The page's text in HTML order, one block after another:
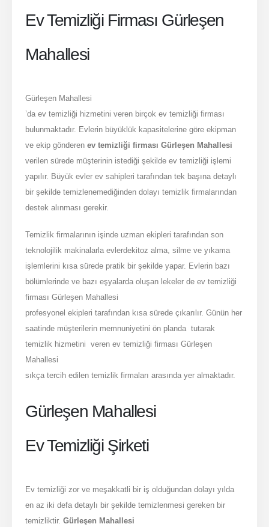
Ev Temizliği Firması Gürleşen
Mahallesi
Gürleşen Mahallesi
’da ev temizliği hizmetini veren birçok ev temizliği firması
bulunmaktadır. Evlerin büyüklük kapasitelerine göre ekipman
ve ekip gönderenev temizliği firması Gürleşen Mahallesi
verilen sürede müşterinin istediği şekilde ev temizliği işlemi
yapılır. Büyük evler ev sahipleri tarafından tek başına detaylı
bir şekilde temizlenemediğinden dolayı temizlik firmalarından
destek alınması gerekir.
Temizlik firmalarının işinde uzman ekipleri tarafından son
teknolojilik makinalarla evlerdekitoz alma, silme ve yıkama
işlemlerini kısa sürede pratik bir şekilde yapar. Evlerin bazı
bölümlerinde ve bazı eşyalarda oluşan lekeler de ev temizliği
firması Gürleşen Mahallesi
profesyonel ekipleri tarafından kısa sürede çıkarılır. Günün her
saatinde müşterilerin memnuniyetini ön planda tutarak
temizlik hizmetini veren ev temizliği firması Gürleşen
Mahallesi
sıkça tercih edilen temizlik firmaları arasında yer almaktadır.
Gürleşen Mahallesi
Ev Temizliği Şirketi
Ev temizliği zor ve meşakkatli bir iş olduğundan dolayı yılda
en az iki defa detaylı bir şekilde temizlenmesi gereken bir
temizliktir.Gürleşen Mahallesi